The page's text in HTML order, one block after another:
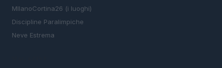
MIlanoCortina26 (i luoghi)
Discipline Paralimpiche
Neve Estrema